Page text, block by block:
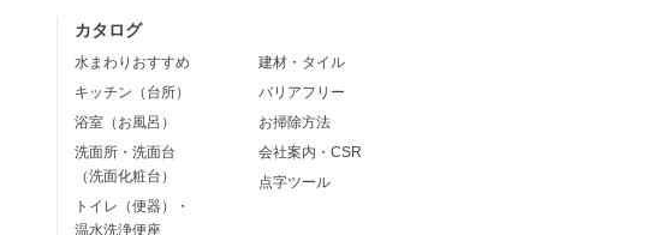
カタログ
水まわりおすすめ
キッチン（台所）
浴室（お風呂）
洗面所・洗面台
（洗面化粧台）
トイレ（便器）・
温水洗浄便座
建材・タイル
バリアフリー
お掃除方法
会社案内・CSR
点字ツール